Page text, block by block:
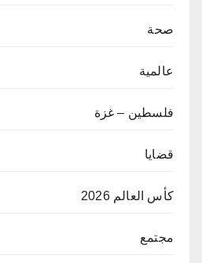
صحة
عالمية
فلسطين – غزة
قضايا
كأس العالم 2026
مجتمع